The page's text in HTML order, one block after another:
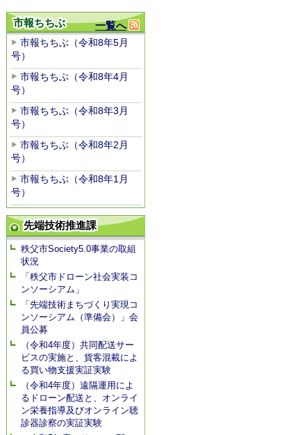
一覧へ
市報ちちぶ
市報ちちぶ（令和8年5月
号）
市報ちちぶ（令和8年4月
号）
市報ちちぶ（令和8年3月
号）
市報ちちぶ（令和8年2月
号）
市報ちちぶ（令和8年1月
号）
先端技術推進課
秩父市Society5.0事業の取組
状況
「秩父市ドローン社会実装コ
ンソーシアム」
「先端技術まちづくり実現コ
ンソーシアム（準備会）」会
員公募
（令和4年度）共同配送サー
ビスの実施と、貨客混載によ
る買い物支援実証実験
（令和4年度）遠隔運用によ
るドローン配送と、オンライ
ン栄養指導及びオンライン聴
診器診察の実証実験